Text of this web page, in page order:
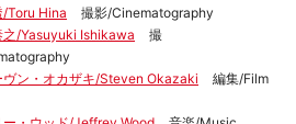
Hina
撮影/Cinematography
/Yasuyuki Ishikawa
撮
ヴン・オカザキ/Steven Okazaki
編集/Film